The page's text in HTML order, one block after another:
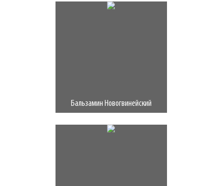
Бальзамин Новогвинейский